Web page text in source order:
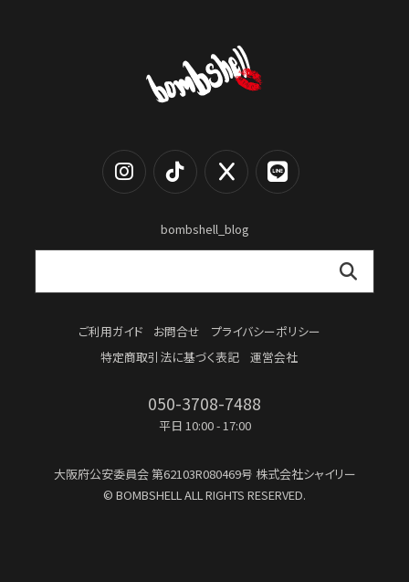
bombshell_blog
ご利用ガイド お問合せ
プライバシーポリシー
特定商取引法に基づく表記
運営会社
050-3708-7488
平日 10:00 - 17:00
大阪府公安委員会第62103R080469号 株式会社シャイリー
© BOMBSHELL ALL RIGHTS RESERVED.